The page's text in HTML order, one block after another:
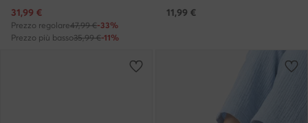
Prezzo attuale
31,99 €
Prezzo regolare47,99 €-33%
Prezzo più basso35,99 €-11%
11,99 €